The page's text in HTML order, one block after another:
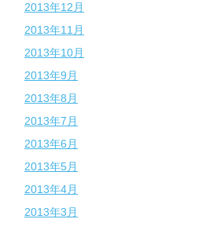
2013年12月
2013年11月
2013年10月
2013年9月
2013年8月
2013年7月
2013年6月
2013年5月
2013年4月
2013年3月